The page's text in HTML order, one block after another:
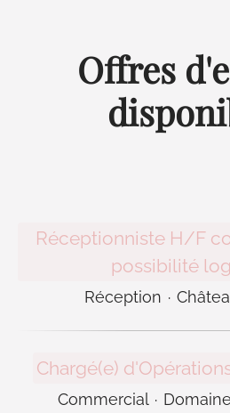
Offres
Réceptionniste H/F
possibilité
Réception ·
Chargé(e)
Commercial ·